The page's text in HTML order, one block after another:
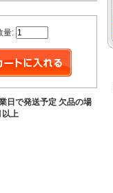
量:
日で発送予定 欠品の場
以上